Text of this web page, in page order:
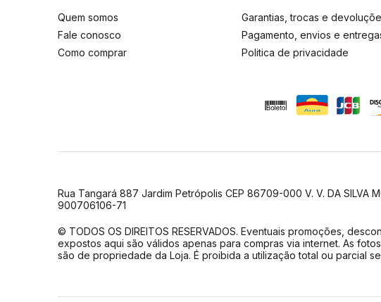
Quem somos
Fale conosco
Como comprar
Garantias, trocas e
Pagamento, envios e
Politica de privacidade
Rua Tangará 887 Jardim Petrópolis CEP 86709-000 V. V. DA SILVA
900706106-71
© TODOS OS DIREITOS RESERVADOS. Eventuais promoções,
expostos aqui são válidos apenas para compras via internet. As
são de propriedade da Loja. É proibida a utilização total ou parcial